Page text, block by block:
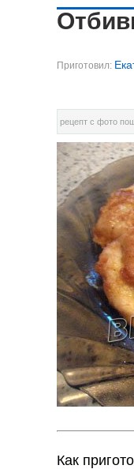
Приготовил:
рецепт с фото
Как